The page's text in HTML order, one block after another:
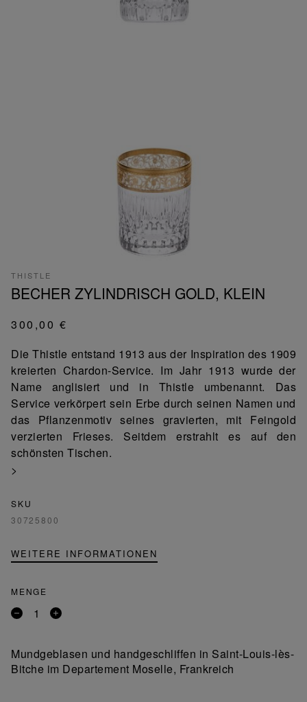
THISTLE
BECHER ZYLINDRISCH GOLD, KLEIN
300,00 €
Die Thistle entstand 1913 aus der Inspiration des 1909
kreierten Chardon-Service. Im Jahr 1913 wurde der
Name anglisiert und in Thistle umbenannt. Das
Service verkörpert sein Erbe durch seinen Namen und
das Pflanzenmotiv seines gravierten, mit Feingold
verzierten Frieses. Seitdem erstrahlt es auf den
schönsten Tischen.
>
SKU
30725800
WEITERE INFORMATIONEN
MENGE
Entfernen
Produkt
Ein
Mundgeblasen und handgeschliffen in Saint-Louis-lès-
Bitche im Departement Moselle, Frankreich